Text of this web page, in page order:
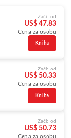
Začít od
US$ 47.83
Cena za osobu
Kniha
Začít od
US$ 50.33
Cena za osobu
Kniha
Začít od
US$ 50.73
Cena za osobu